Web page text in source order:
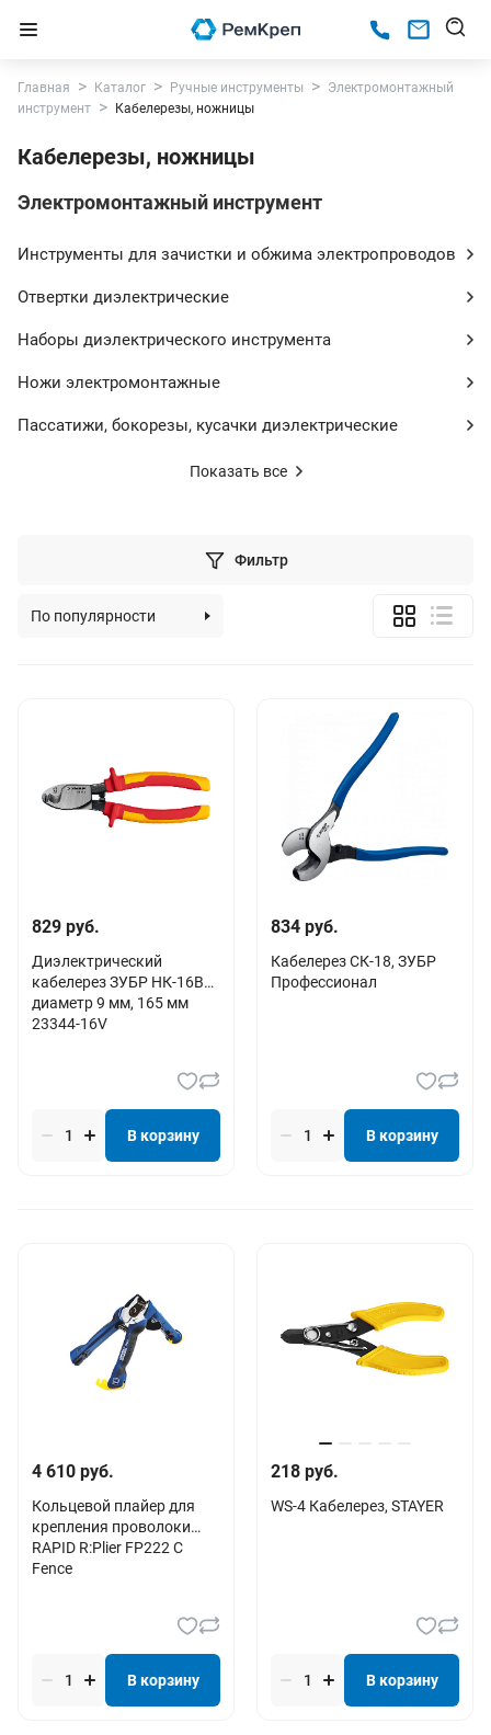
Главная Каталог Ручные инструменты
Электромонтажный
инструмент
Кабелерезы, ножницы
Кабелерезы, ножницы
Электромонтажный инструмент
Инструменты для зачистки и обжима электропроводов
Отвертки диэлектрические
Наборы диэлектрического инструмента
Ножи электромонтажные
Пассатижи, бокорезы, кусачки диэлектрические
Показать все
Фильтр
По популярности
829 руб.
Диэлектрический
кабелерез ЗУБР НК-16В
диаметр 9 мм, 165 мм
23344-16V
В корзину
834 руб.
Кабелерез СК-18, ЗУБР
Профессионал
В корзину
4 610 руб.
Кольцевой плайер для
крепления проволоки
RAPID R:Plier FP222 C
Fence
В корзину
218 руб.
WS-4 Кабелерез, STAYER
В корзину